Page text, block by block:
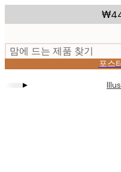
to
content.
맘에 드는 제품 찾기
포스
▸